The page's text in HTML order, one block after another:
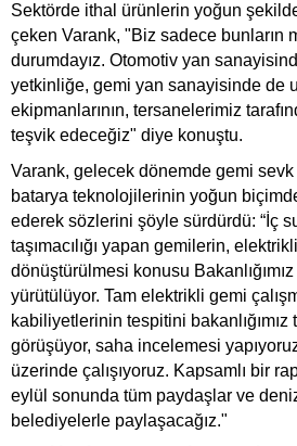
Sektörde ithal ürünlerin yoğun
çeken Varank, "Biz sadece bunların
durumdayız. Otomotiv yan
yetkinliğe, gemi yan sanayisinde de
ekipmanlarının, tersanelerimiz
teşvik edeceğiz" diye konuştu.
Varank, gelecek dönemde gemi
batarya teknolojilerinin yoğun
ederek sözlerini şöyle sürdürdü: “İç
taşımacılığı yapan gemilerin,
dönüştürülmesi konusu
yürütülüyor. Tam elektrikli gemi
kabiliyetlerinin tespitini
görüşüyor, saha incelemesi
üzerinde çalışıyoruz. Kapsamlı bir
eylül sonunda tüm paydaşlar ve
belediyelerle paylaşacağız."